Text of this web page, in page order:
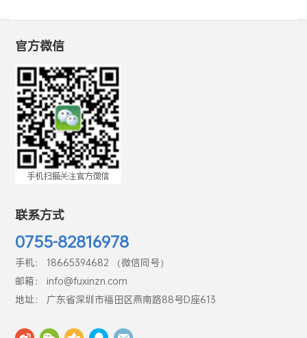
官方微信
联系方式
0755-82816978
手机： 18665394682 （微信同号）
邮箱： info@fuxinzn.com
地址： 广东省深圳市福田区燕南路88号D座613